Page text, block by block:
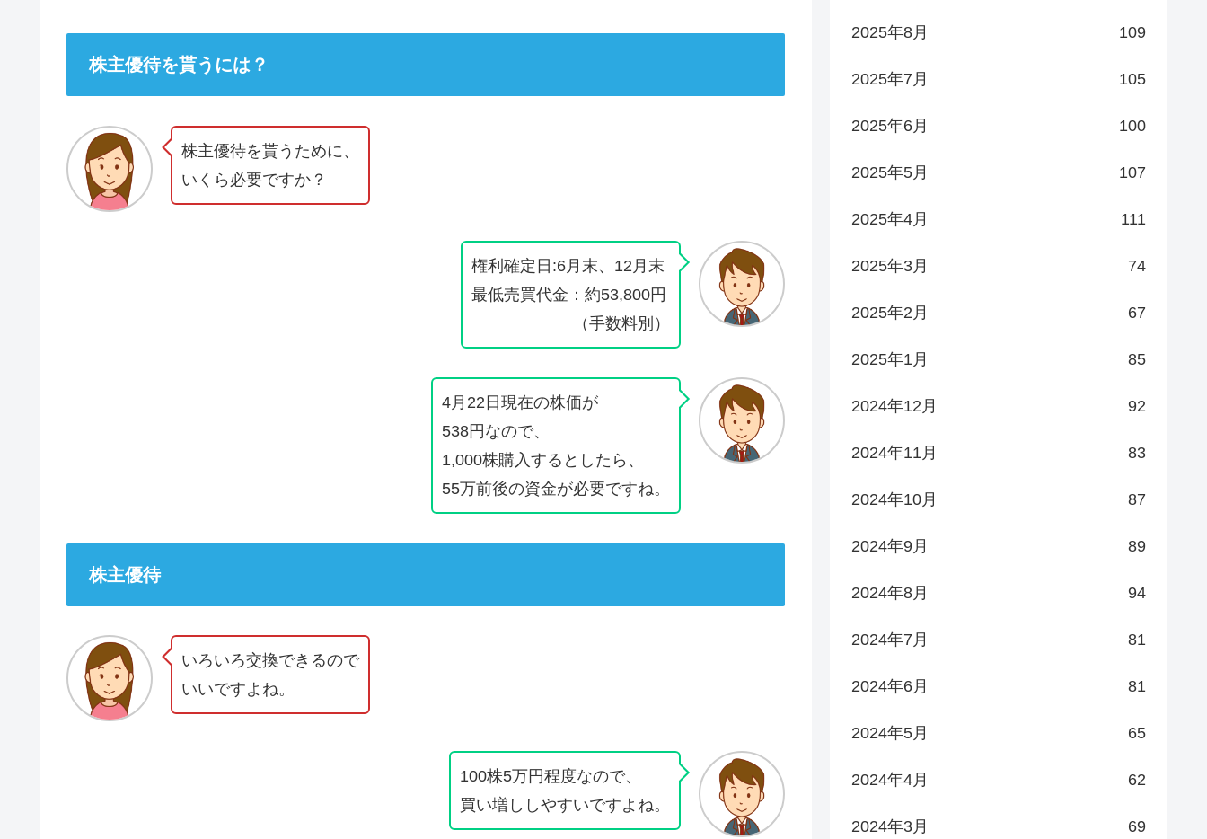
株主優待を貰うには？
株主優待を貰うために、
いくら必要ですか？
権利確定日:6月末、12月末
最低売買代金：約53,800円
（手数料別）
4月22日現在の株価が
538円なので、
1,000株購入するとしたら、
55万前後の資金が必要ですね。
株主優待
いろいろ交換できるので
いいですよね。
100株5万円程度なので、
買い増ししやすいですよね。
2025年8月 109
2025年7月 105
2025年6月 100
2025年5月 107
2025年4月 111
2025年3月 74
2025年2月 67
2025年1月 85
2024年12月 92
2024年11月 83
2024年10月 87
2024年9月 89
2024年8月 94
2024年7月 81
2024年6月 81
2024年5月 65
2024年4月 62
2024年3月 69